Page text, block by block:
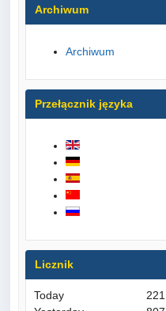
Archiwum
Archiwum
Przełącznik języka
Licznik
Today
221